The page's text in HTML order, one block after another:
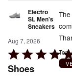
Electro
SL Men's
Sneakers
Aug 7, 2026
Rated
5
Shoes
Tom